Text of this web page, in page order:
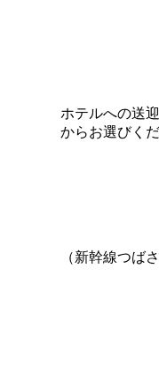
ホテルへの送
からお選びく
山
○ １
○ １
○ １
（新幹線つばさ
○ 送